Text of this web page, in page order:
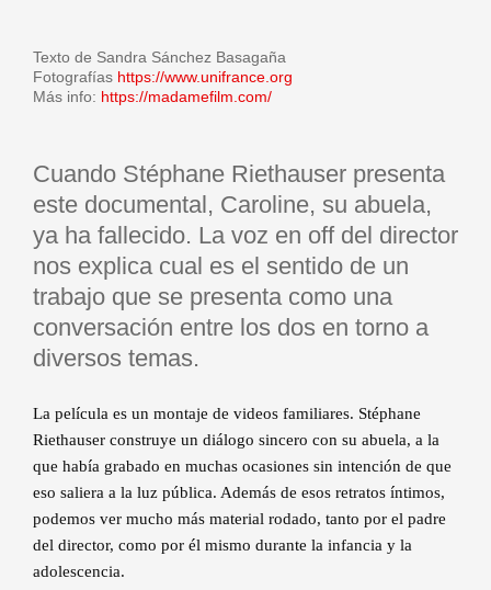
Texto de Sandra Sánchez Basagaña
Fotografías https://www.unifrance.org
Más info: https://madamefilm.com/
Cuando Stéphane Riethauser presenta
este documental, Caroline, su abuela,
ya ha fallecido. La voz en off del director
nos explica cual es el sentido de un
trabajo que se presenta como una
conversación entre los dos en torno a
diversos temas.
La película es un montaje de videos familiares. Stéphane
Riethauser construye un diálogo sincero con su abuela, a la
que había grabado en muchas ocasiones sin intención de que
eso saliera a la luz pública. Además de esos retratos íntimos,
podemos ver mucho más material rodado, tanto por el padre
del director, como por él mismo durante la infancia y la
adolescencia.